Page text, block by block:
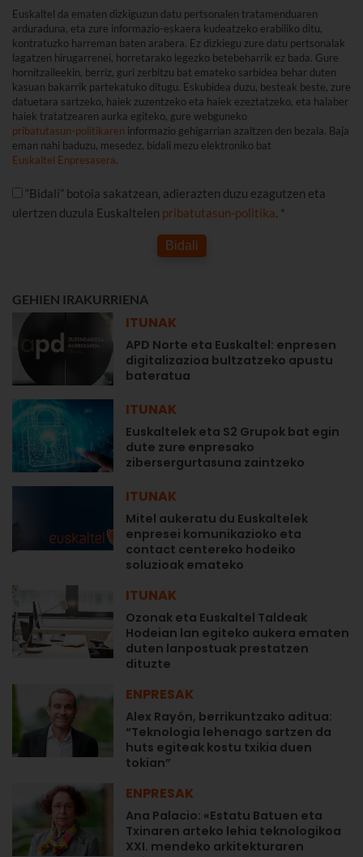
Euskaltel da ematen dizkiguzun datu pertsonalen tratamenduaren
arduraduna, eta zure informazio-eskaera kudeatzeko erabiliko ditu,
kontratuzko harreman baten arabera. Ez dizkiegu zure datu pertsonalak
lagatzen hirugarrenei, horretarako legezko betebeharrik ez bada. Gure
hornitzaileekin, berriz, guri zerbitzu bat emateko sarbidea behar duten
kasuan bakarrik partekatuko ditugu. Eskubidea duzu, besteak beste, zure
datuetara sartzeko, haiek zuzentzeko eta haiek ezeztatzeko, eta halaber
haiek tratatzearen aurka egiteko, gure webguneko
pribatutasun-politikaren informazio gehigarrian azaltzen den bezala. Baja
eman nahi baduzu, mesedez, bidali mezu elektroniko bat
Euskaltel Enpresasera.
“Bidali” botoia sakatzean, adierazten duzu ezagutzen eta
ulertzen duzula Euskaltelen pribatutasun-politika. *
Bidali
GEHIEN IRAKURRIENA
ITUNAK
APD Norte eta Euskaltel: enpresen
digitalizazioa bultzatzeko apustu
bateratua
ITUNAK
Euskaltelek eta S2 Grupok bat egin
dute zure enpresako
zibersergurtasuna zaintzeko
ITUNAK
Mitel aukeratu du Euskaltelek
enpresei komunikazioko eta
contact centereko hodeiko
soluzioak emateko
ITUNAK
Ozonak eta Euskaltel Taldeak
Hodeian lan egiteko aukera ematen
duten lanpostuak prestatzen
dituzte
ENPRESAK
Alex Rayón, berrikuntzako aditua:
“Teknologia lehenago sartzen da
huts egiteak kostu txikia duen
tokian”
ENPRESAK
Ana Palacio: «Estatu Batuen eta
Txinaren arteko lehia teknologikoa
XXI. mendeko arkitekturaren